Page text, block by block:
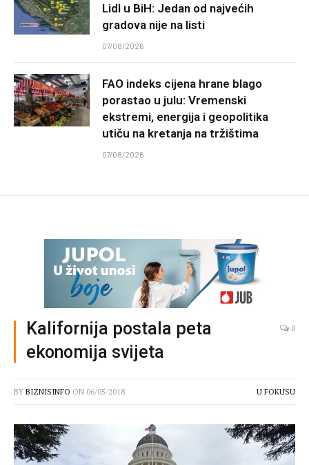
Lidl u BiH: Jedan od najvećih
gradova nije na listi
07/08/2026
FAO indeks cijena hrane blago
porastao u julu: Vremenski
ekstremi, energija i geopolitika
utiču na kretanja na tržištima
07/08/2026
Kalifornija postala peta
ekonomija svijeta
0
BY BIZNISINFO ON 06/05/2018 U FOKUSU